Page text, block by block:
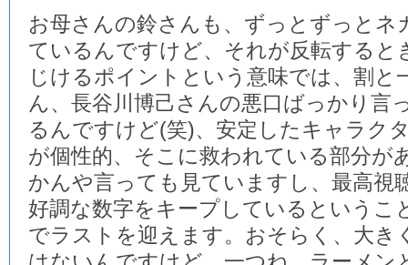
お母さんの鈴さんも、ずっとずっとネ
ているんですけど、それが反転すると
じけるポイントという意味では、割と
ん、長谷川博己さんの悪口ばっかり言
るんですけど(笑)、安定したキャラク
が個性的、そこに救われている部分が
かんや言っても見ていますし、最高視
好調な数字をキープしているというこ
でラストを迎えます。おそらく、大き